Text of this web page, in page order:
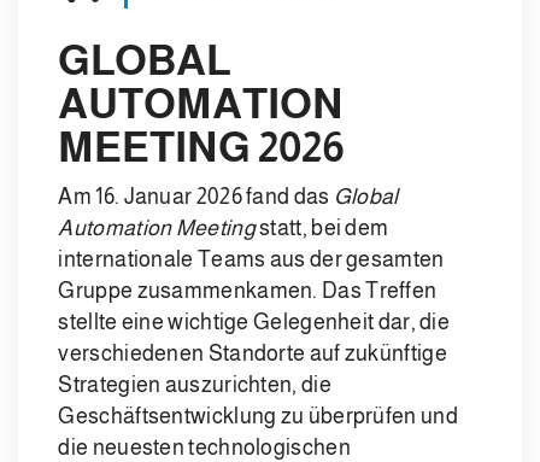
GLOBAL
AUTOMATION
MEETING 2026
Am 16. Januar 2026 fand das Global
Automation Meetingstatt, bei dem
internationale Teams aus der gesamten
Gruppe zusammenkamen. Das Treffen
stellte eine wichtige Gelegenheit dar, die
verschiedenen Standorte auf zukünftige
Strategien auszurichten, die
Geschäftsentwicklung zu überprüfen und
die neuesten technologischen